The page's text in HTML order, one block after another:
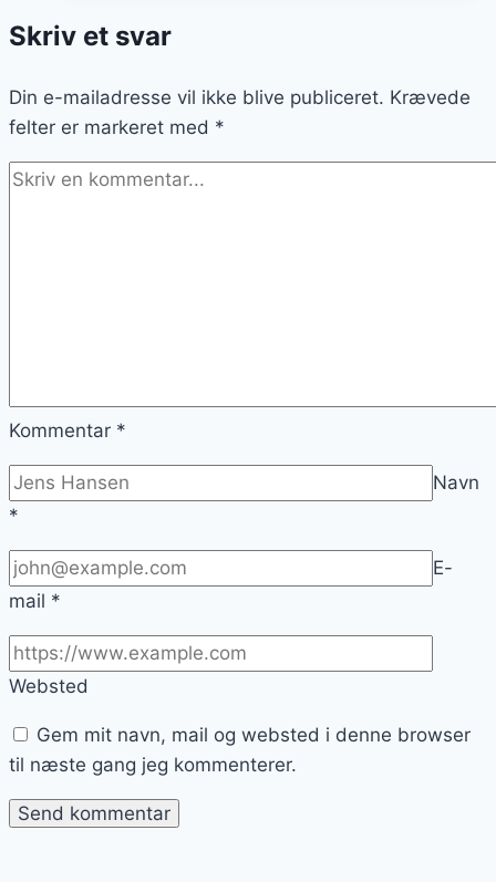
æg
brunch
Skriv et svar
Din e-mailadresse vil ikke blive publiceret. Krævede
felter er markeret med *
Kommentar *
Navn
*
E-
mail *
Websted
Gem mit navn, mail og websted i denne browser
til næste gang jeg kommenterer.